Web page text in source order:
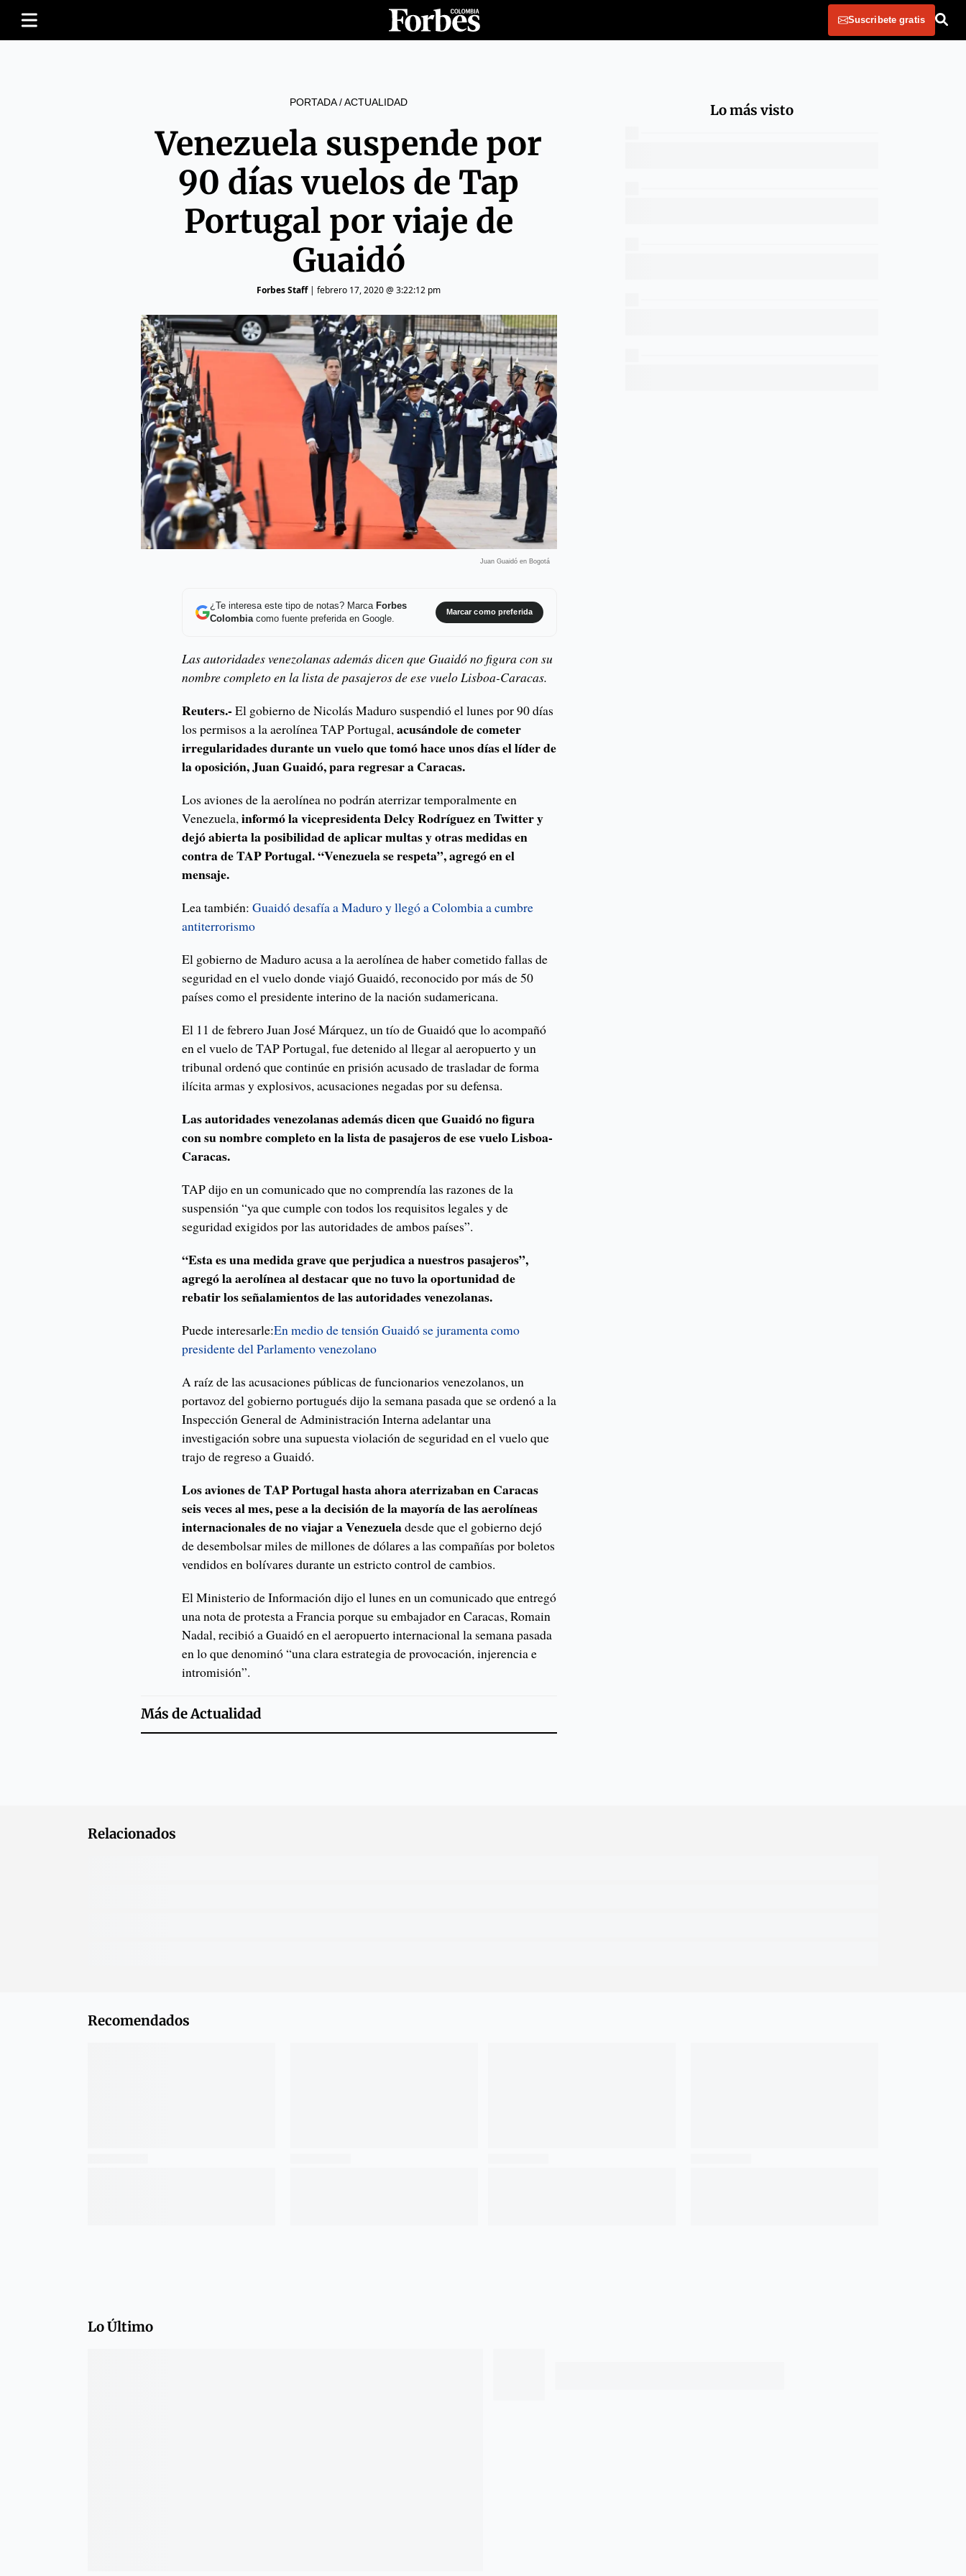
Suscribete gratis
PORTADA/ACTUALIDAD
Venezuela suspende por
90 días vuelos de Tap
Portugal por viaje de
Guaidó
Forbes Staff| febrero 17, 2020 @ 3:22:12 pm
Juan Guaidó en Bogotá
¿Te interesa este tipo de notas? Marca Forbes
Colombiacomo fuente preferida en Google.
Marcar como preferida
Las autoridades venezolanas además dicen que Guaidó no figura con su
nombre completo en la lista de pasajeros de ese vuelo Lisboa-Caracas.
Reuters.- El gobierno de Nicolás Maduro suspendió el lunes por 90 días
los permisos a la aerolínea TAP Portugal,acusándole de cometer
irregularidades durante un vuelo que tomó hace unos días el líder de
la oposición, Juan Guaidó, para regresar a Caracas.
Los aviones de la aerolínea no podrán aterrizar temporalmente en
Venezuela,informó la vicepresidenta Delcy Rodríguez en Twitter y
dejó abierta la posibilidad de aplicar multas y otras medidas en
contra de TAP Portugal. “Venezuela se respeta”, agregó en el
mensaje.
Lea también:Guaidó desafía a Maduro y llegó a Colombia a cumbre
antiterrorismo
El gobierno de Maduro acusa a la aerolínea de haber cometido fallas de
seguridad en el vuelo donde viajó Guaidó, reconocido por más de 50
países como el presidente interino de la nación sudamericana.
El 11 de febrero Juan José Márquez, un tío de Guaidó que lo acompañó
en el vuelo de TAP Portugal, fue detenido al llegar al aeropuerto y un
tribunal ordenó que continúe en prisión acusado de trasladar de forma
ilícita armas y explosivos, acusaciones negadas por su defensa.
Las autoridades venezolanas además dicen que Guaidó no figura
con su nombre completo en la lista de pasajeros de ese vuelo Lisboa-
Caracas.
TAP dijo en un comunicado que no comprendía las razones de la
suspensión “ya que cumple con todos los requisitos legales y de
seguridad exigidos por las autoridades de ambos países”.
“Esta es una medida grave que perjudica a nuestros pasajeros”,
agregó la aerolínea al destacar que no tuvo la oportunidad de
rebatir los señalamientos de las autoridades venezolanas.
Puede interesarle:En medio de tensión Guaidó se juramenta como
presidente del Parlamento venezolano
A raíz de las acusaciones públicas de funcionarios venezolanos, un
portavoz del gobierno portugués dijo la semana pasada que se ordenó a la
Inspección General de Administración Interna adelantar una
investigación sobre una supuesta violación de seguridad en el vuelo que
trajo de regreso a Guaidó.
Los aviones de TAP Portugal hasta ahora aterrizaban en Caracas
seis veces al mes, pese a la decisión de la mayoría de las aerolíneas
internacionales de no viajar a Venezueladesde que el gobierno dejó
de desembolsar miles de millones de dólares a las compañías por boletos
vendidos en bolívares durante un estricto control de cambios.
El Ministerio de Información dijo el lunes en un comunicado que entregó
una nota de protesta a Francia porque su embajador en Caracas, Romain
Nadal, recibió a Guaidó en el aeropuerto internacional la semana pasada
en lo que denominó “una clara estrategia de provocación, injerencia e
intromisión”.
Más deActualidad
Lo más visto
Relacionados
Recomendados
Lo Último